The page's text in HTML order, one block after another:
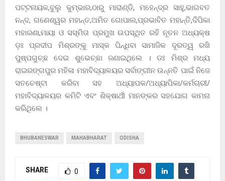
ପଟ୍ଟନାୟକ,ବୁଲୁ କୁମ୍ଭାର,ଠାରୁ ମାରାଣ୍ଡି, ମହେନ୍ଦ୍ର ସାହୁ,ଭାଗବତ
ନନ୍ଦ, ଗଣେଶ୍ୱର ମହାନ୍ତ,ଅମିତ ଗୋପାଲ,ପ୍ରଭାବିତ ମହାନ୍ତି,ଦିପିକା
ମହାରଣା,ମାୟା ଓ ସସ୍ମିତା ପ୍ରମୁଖ ଉପସ୍ଥିତ ରହି ନୂତନ ଅଧ୍ୟକ୍ଷ
ଡ଼ଃ ପ୍ରଦୀପ ମିଶ୍ରଙ୍କୁ ମାସ୍କ ପିନ୍ଧିବା ସାମାଜିକ ଦୂରତ୍ୱ ରଖି
ପୁଷ୍ପଗୁଚ୍ଛ ଦେଇ ଶୁଭେଚ୍ଛା ଜଣାଇଥିଲେ । ଡଃ ମିଶ୍ର ମଧ୍ୟ
ରାଇରଙ୍ଗପୁର ମହିଳା ମହାବିଦ୍ୟାଳୟର ସର୍ବାଙ୍ଗୀନ ଉନ୍ନତି ପାଇଁ ନିଜେ
ସତଚେଷ୍ଟା କରିବା ସହ ଅଧ୍ୟାପକ/ଅଧ୍ୟାପିକା/କର୍ମଚାରୀ/
ମହାବିଦ୍ୟାଳୟର କମିଟି ଏବଂ ଶିକ୍ଷାର୍ଥୀ ମାନଙ୍କର ସହଯୋଗ କାମନା
କରିଥିଲେ ।
BHUBANESWAR MAHABHARAT ODISHA
SHARE 0